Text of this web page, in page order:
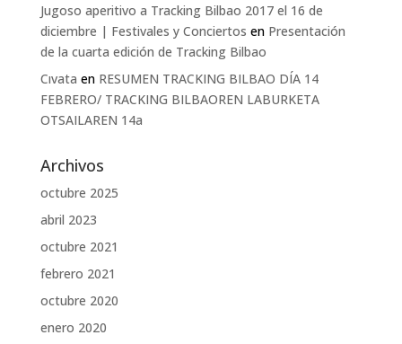
Jugoso aperitivo a Tracking Bilbao 2017 el 16 de
diciembre | Festivales y Conciertos en Presentación
de la cuarta edición de Tracking Bilbao
Cıvata en RESUMEN TRACKING BILBAO DÍA 14
FEBRERO/ TRACKING BILBAOREN LABURKETA
OTSAILAREN 14a
Archivos
octubre 2025
abril 2023
octubre 2021
febrero 2021
octubre 2020
enero 2020